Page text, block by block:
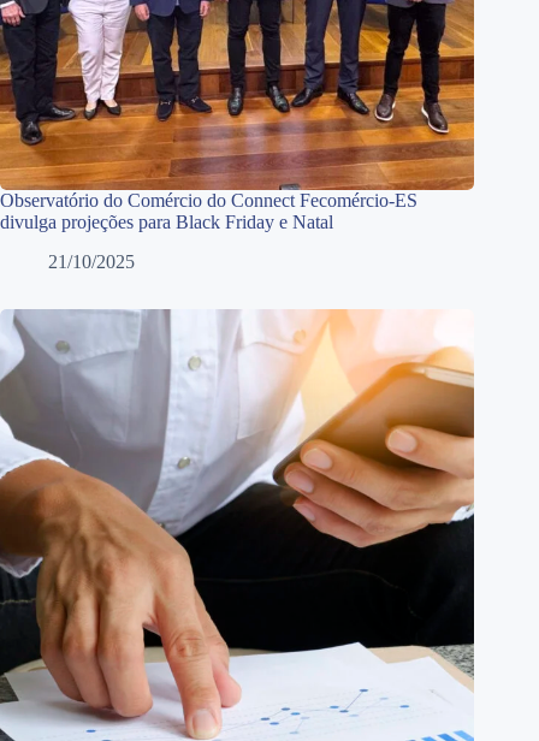
Observatório do Comércio do Connect Fecomércio-ES
divulga projeções para Black Friday e Natal
21/10/2025